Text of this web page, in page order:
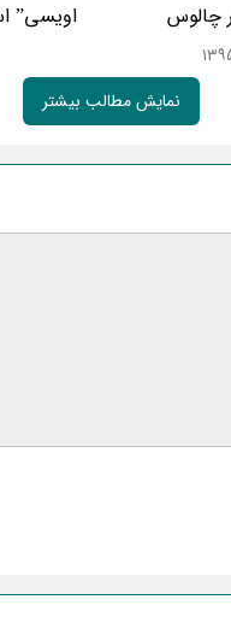
چالوس
۲۸
اویسی”
نمایش مطالب بیشتر